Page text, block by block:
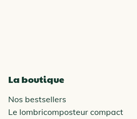
La boutique
Nos bestsellers
Le lombricomposteur compact